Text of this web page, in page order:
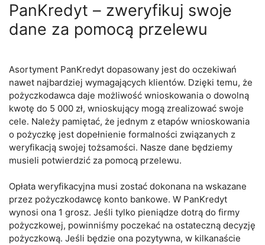
PanKredyt – zweryfikuj swoje
dane za pomocą przelewu
Asortyment PanKredyt dopasowany jest do oczekiwań
nawet najbardziej wymagających klientów. Dzięki temu, że
pożyczkodawca daje możliwość wnioskowania o dowolną
kwotę do 5 000 zł, wnioskujący mogą zrealizować swoje
cele. Należy pamiętać, że jednym z etapów wnioskowania
o pożyczkę jest dopełnienie formalności związanych z
weryfikacją swojej tożsamości. Nasze dane będziemy
musieli potwierdzić za pomocą przelewu.
Opłata weryfikacyjna musi zostać dokonana na wskazane
przez pożyczkodawcę konto bankowe. W PanKredyt
wynosi ona 1 grosz. Jeśli tylko pieniądze dotrą do firmy
pożyczkowej, powinniśmy poczekać na ostateczną decyzję
pożyczkową. Jeśli będzie ona pozytywna, w kilkanaście